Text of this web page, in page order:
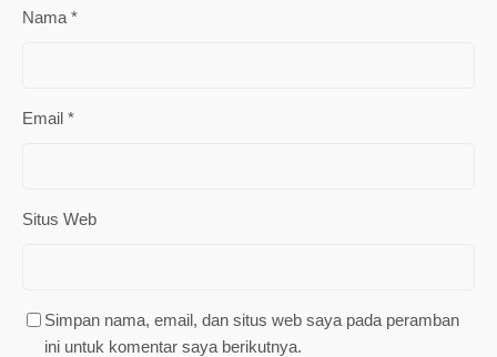
Nama *
Email *
Situs Web
Simpan nama, email, dan situs web saya pada peramban
ini untuk komentar saya berikutnya.